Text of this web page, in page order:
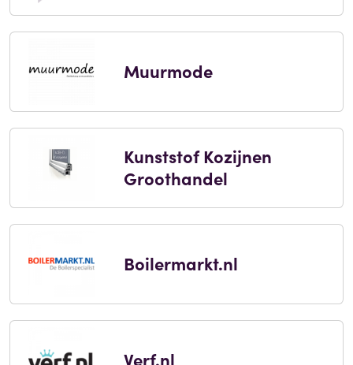
Muurmode
Kunststof Kozijnen
Groothandel
Boilermarkt.nl
Verf.nl